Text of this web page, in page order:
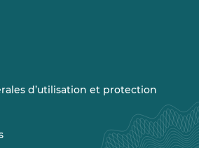
d’utilisation et protection